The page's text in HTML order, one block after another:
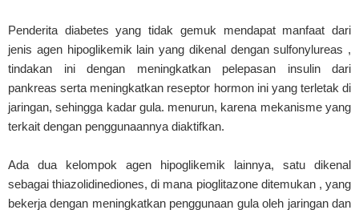
Penderita diabetes yang tidak gemuk mendapat manfaat dari
jenis agen hipoglikemik lain yang dikenal dengan sulfonylureas ,
tindakan ini dengan meningkatkan pelepasan insulin dari
pankreas serta meningkatkan reseptor hormon ini yang terletak di
jaringan, sehingga kadar gula. menurun, karena mekanisme yang
terkait dengan penggunaannya diaktifkan.
Ada dua kelompok agen hipoglikemik lainnya, satu dikenal
sebagai thiazolidinediones, di mana pioglitazone ditemukan , yang
bekerja dengan meningkatkan penggunaan gula oleh jaringan dan